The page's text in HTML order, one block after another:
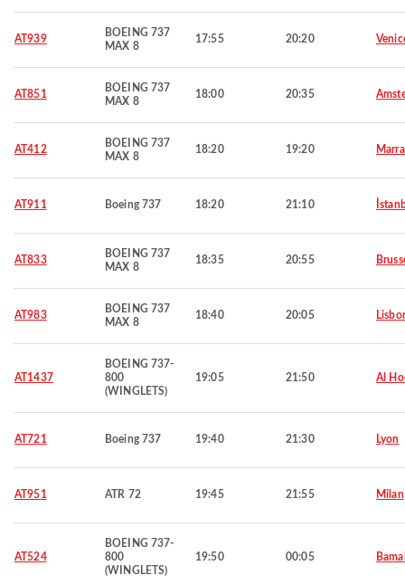
AT939
BOEING 737
MAX 8
17:55 20:20
AT851
BOEING 737
MAX 8
18:00 20:35
AT412
BOEING 737
MAX 8
18:20 19:20
AT911 Boeing 737 18:20 21:10
AT833
BOEING 737
MAX 8
18:35 20:55
AT983
BOEING 737
MAX 8
18:40 20:05
AT1437
BOEING 737-
800
(WINGLETS)
19:05 21:50 Al
AT721 Boeing 737 19:40 21:30 Lyon
AT951 ATR 72 19:45 21:55 Milan
AT524
BOEING 737-
800
(WINGLETS)
19:50 00:05